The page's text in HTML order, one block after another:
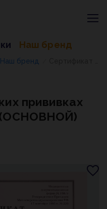
Наш бренд
Наш бренд
прививках